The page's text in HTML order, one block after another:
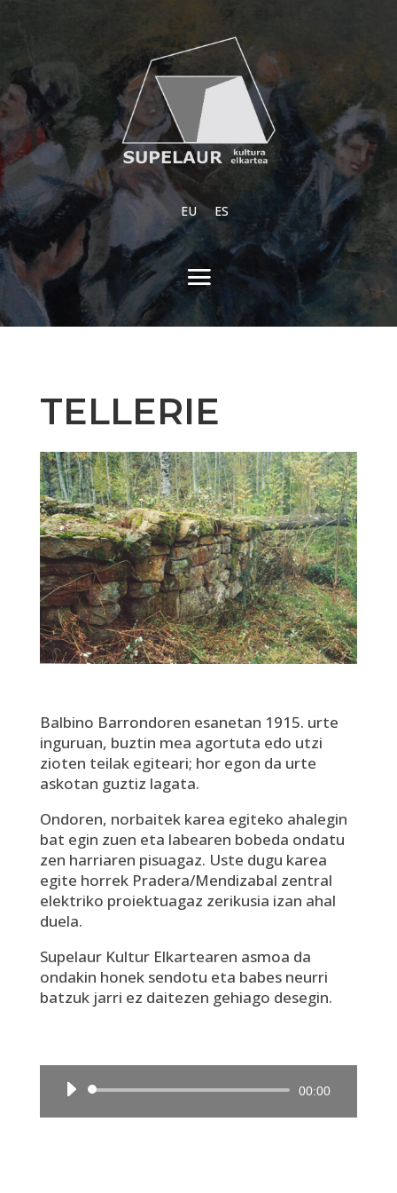
EU ES
TELLERIE
Balbino Barrondoren esanetan 1915. urte
inguruan, buztin mea agortuta edo utzi
zioten teilak egiteari; hor egon da urte
askotan guztiz lagata.
Ondoren, norbaitek karea egiteko ahalegin
bat egin zuen eta labearen bobeda ondatu
zen harriaren pisuagaz. Uste dugu karea
egite horrek Pradera/Mendizabal zentral
elektriko proiektuagaz zerikusia izan ahal
duela.
Supelaur Kultur Elkartearen asmoa da
ondakin honek sendotu eta babes neurri
batzuk jarri ez daitezen gehiago desegin.
Audio
00:00